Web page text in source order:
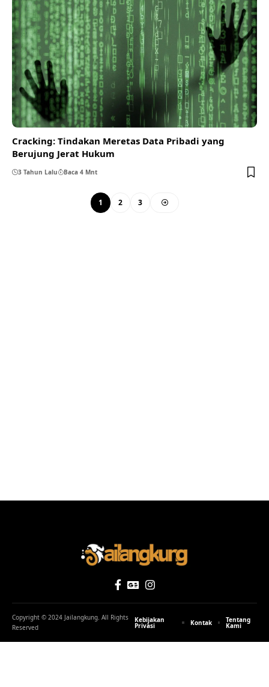
Cracking: Tindakan Meretas Data Pribadi yang
Berujung Jerat Hukum
3 Tahun Lalu Baca 4 Mnt
1 2 3
Copyright © 2024 Jailangkung. All Rights
Reserved
Kebijakan
Privasi Kontak Tentang
Kami